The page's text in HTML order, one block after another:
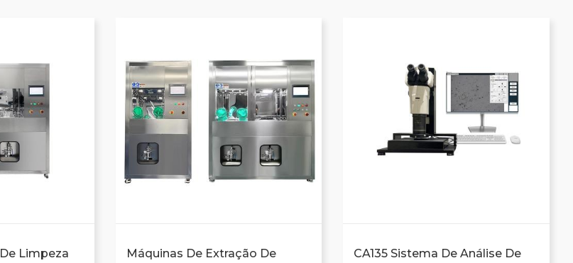
Limpeza
Máquinas De Extração De
CA135 Sistema De Análise De